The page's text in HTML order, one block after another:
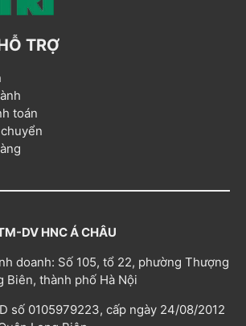
TRỢ
toán
DV HNC Á CHÂU
doanh: Số 105, tổ 22, phường Thượng
Biên, thành phố Hà Nội
số 0105979223, cấp ngày 24/08/2012